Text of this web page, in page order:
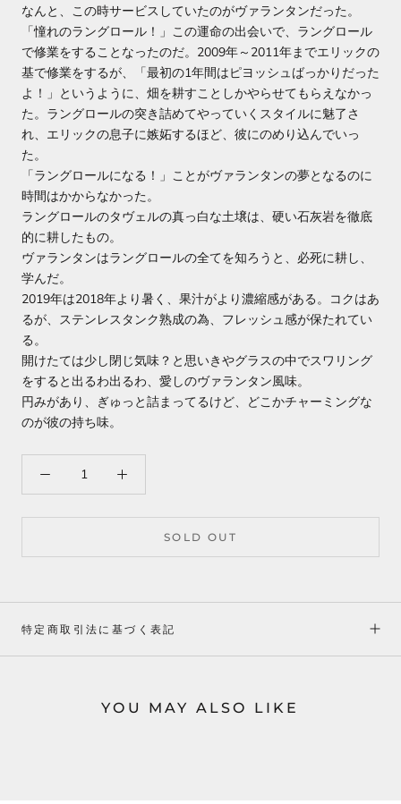
なんと、この時サービスしていたのがヴァランタンだった。
「憧れのラングロール！」この運命の出会いで、ラングロール
で修業をすることなったのだ。2009年～2011年までエリックの
基で修業をするが、「最初の1年間はピヨッシュばっかりだった
よ！」というように、畑を耕すことしかやらせてもらえなかっ
た。ラングロールの突き詰めてやっていくスタイルに魅了さ
れ、エリックの息子に嫉妬するほど、彼にのめり込んでいっ
た。
「ラングロールになる！」ことがヴァランタンの夢となるのに
時間はかからなかった。
ラングロールのタヴェルの真っ白な土壌は、硬い石灰岩を徹底
的に耕したもの。
ヴァランタンはラングロールの全てを知ろうと、必死に耕し、
学んだ。
2019年は2018年より暑く、果汁がより濃縮感がある。コクはあ
るが、ステンレスタンク熟成の為、フレッシュ感が保たれてい
る。
開けたては少し閉じ気味？と思いきやグラスの中でスワリング
をすると出るわ出るわ、愛しのヴァランタン風味。
円みがあり、ぎゅっと詰まってるけど、どこかチャーミングな
のが彼の持ち味。
SOLD OUT
特定商取引法に基づく表記
YOU MAY ALSO LIKE